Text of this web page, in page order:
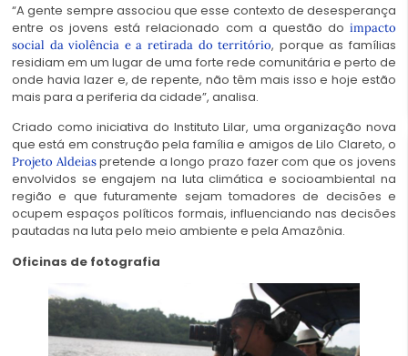
“A gente sempre associou que esse contexto de desesperança
entre os jovens está relacionado com a questão do impacto
social da violência e a retirada do território, porque as famílias
residiam em um lugar de uma forte rede comunitária e perto de
onde havia lazer e, de repente, não têm mais isso e hoje estão
mais para a periferia da cidade”, analisa.
Criado como iniciativa do Instituto Lilar, uma organização nova
que está em construção pela família e amigos de Lilo Clareto, o
Projeto Aldeiaspretende a longo prazo fazer com que os jovens
envolvidos se engajem na luta climática e socioambiental na
região e que futuramente sejam tomadores de decisões e
ocupem espaços políticos formais, influenciando nas decisões
pautadas na luta pelo meio ambiente e pela Amazônia.
Oficinas de fotografia